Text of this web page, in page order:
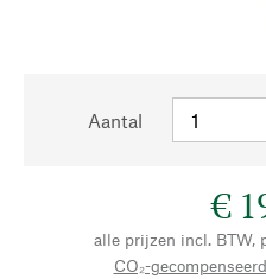
Aantal
€
alle prijzen incl. BTW,
CO₂-